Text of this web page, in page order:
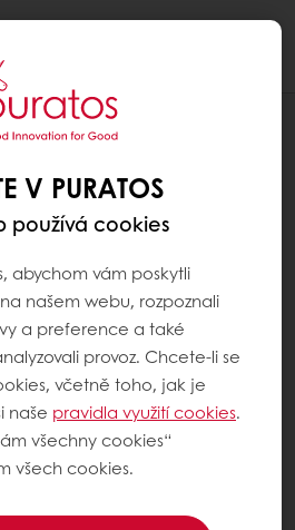
BÁBOVKA
V PURATOS
používá cookies
abychom vám poskytli
našem webu, rozpoznali
a preference a také
provoz. Chcete-li se
včetně toho, jak je
naše pravidla využití cookies.
všechny cookies“
všech cookies.